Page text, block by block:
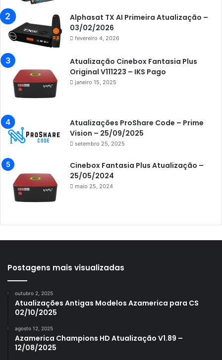
Azamerica Champions
Azamerica Champions IPTV
Azamerica Extremo IPTV
Azamerica F92 Plus
Azamerica Gold
Azamerica i7 IPTV
Azamerica King
Azamerica King GX PRO
Azamerica King IPTV
Azamerica Mobi
Azamerica S1005
Azamerica S1006 Plus
Azamerica S1007 New
Alphasat TX AI Primeira Atualização –
03/02/2026
fevereiro 4, 2026
Atualização Cinebox Fantasia Plus
Original V111223 – IKS Pago
janeiro 15, 2025
Atualizações ProShare Code – Prime
Vision – 25/09/2025
setembro 25, 2025
Cinebox Fantasia Plus Atualização –
25/05/2024
maio 25, 2024
Postagens mais visualizadas
outubro 2, 2025
Atualizações Antigas Modelos Azamerica para CS
02/10/2025
agosto 12, 2025
Azamerica Champions HD Atualização V1.89 –
12/08/2025